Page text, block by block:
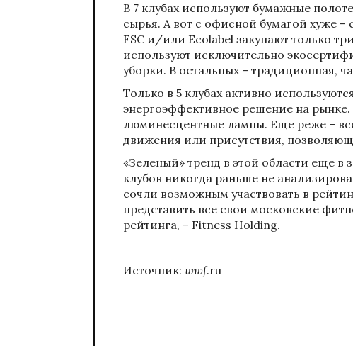
В 7 клубах используют бумажные
сырья. А вот с офисной бумагой хуже
FSC и/или Ecolabel закупают только
используют исключительно
уборки. В остальных – традиционная,
Только в 5 клубах активно
энергоэффективное решение на
люминесцентные лампы. Еще реже –
движения или присутствия,
«Зеленый» тренд в этой области еще в
клубов никогда раньше не
сочли возможным участвовать в
представить все свои московские
рейтинга, – Fitness Holding.
Источник: wwf.ru